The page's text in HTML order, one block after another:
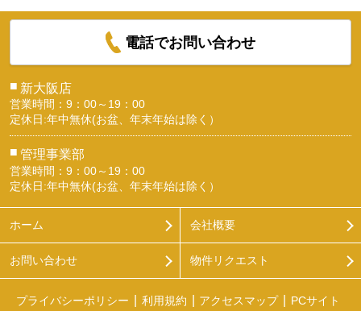
電話でお問い合わせ
■ 新大阪店
営業時間：9：00～19：00
定休日:年中無休(お盆、年末年始は除く）
■ 管理事業部
営業時間：9：00～19：00
定休日:年中無休(お盆、年末年始は除く）
ホーム 会社概要
お問い合わせ 物件リクエスト
プライバシーポリシー 利用規約 アクセスマップ PCサイト